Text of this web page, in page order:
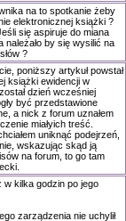
na to spotkanie żeby
elektronicznej książki ?
się aspiruje do miana
należało by się wysilić na
?
poniższy artykuł powstał
książki ewidencji w
dzień wcześniej
być przedstawione
a nick z forum uznałem
miałyich treść.
uniknąć podejrzeń,
wskazując skąd ją
na forum, to go tam
w kilka godzin po jego
zarządzenia nie uchylił